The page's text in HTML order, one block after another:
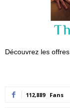
Découvrez les
112,889 Fans